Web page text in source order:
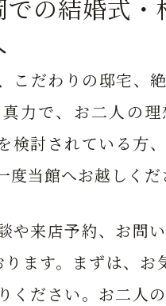
での結婚式
こだわりの邸宅、
力で、お二人の
検討されている方
度当館へお越しく
や来店予約、お問
ます。まずは、
ください。お二人